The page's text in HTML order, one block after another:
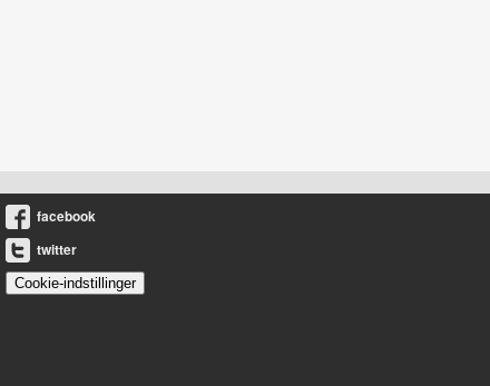
facebook
twitter
Cookie-indstillinger